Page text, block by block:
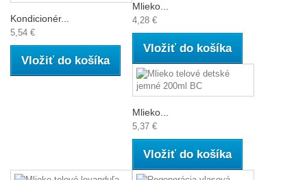
Kondicionér...
5,54 €
Vložiť do košíka
Mlieko...
4,28 €
Vložiť do košíka
Mlieko...
5,37 €
Vložiť do košíka